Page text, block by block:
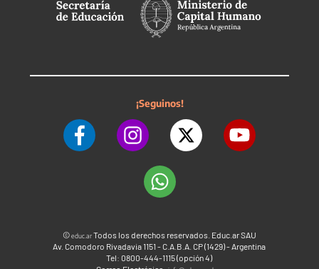
¡Seguinos!
©educ.arTodos los derechos reservados. Educ.ar SAU
Av. Comodoro Rivadavia 1151 - C.A.B.A. CP (1429) - Argentina
Tel: 0800-444-1115 (opción 4)